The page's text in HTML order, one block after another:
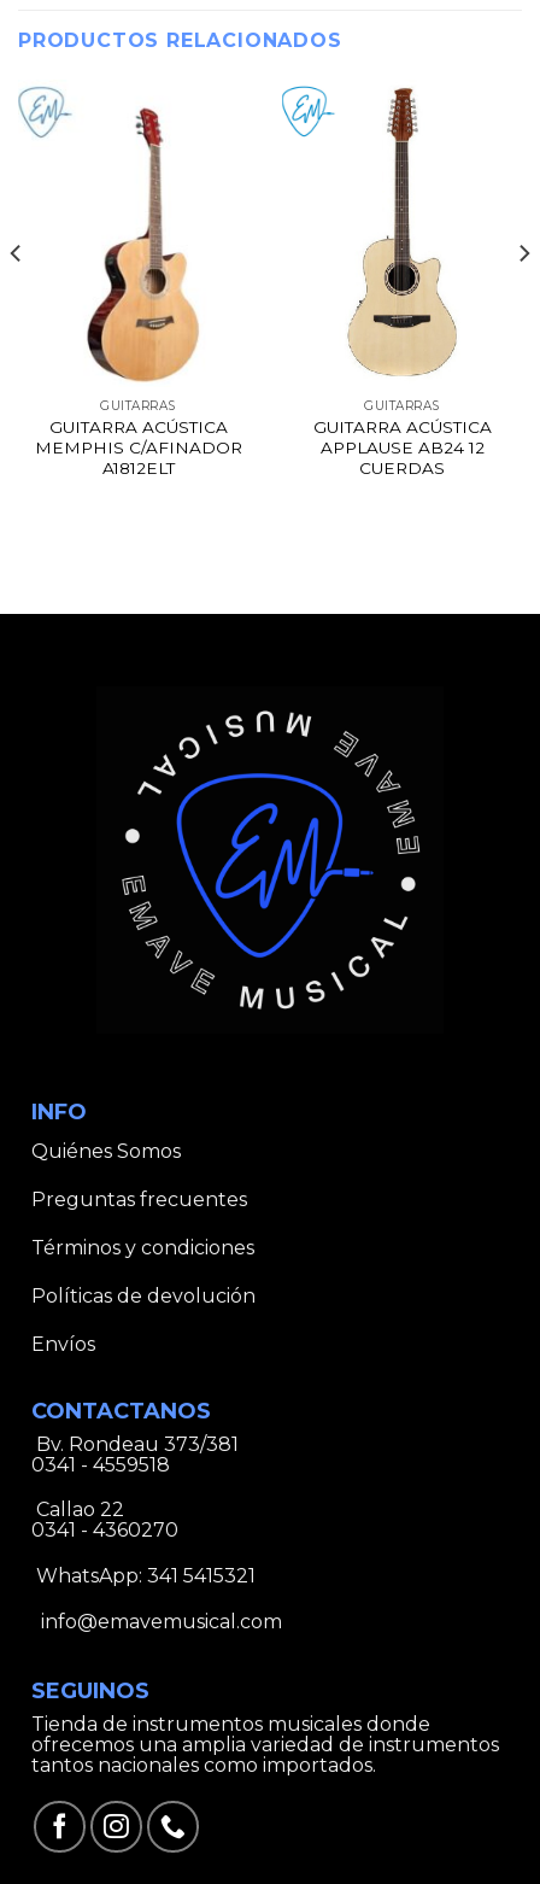
PRODUCTOS RELACIONADOS
GUITARRAS
GUITARRA ACÚSTICA
MEMPHIS C/AFINADOR
A1812ELT
GUITARRAS
GUITARRA ACÚSTICA
APPLAUSE AB24 12
CUERDAS
INFO
Quiénes Somos
Preguntas frecuentes
Términos y condiciones
Políticas de devolución
Envíos
CONTACTANOS
Bv. Rondeau 373/381
0341 - 4559518
Callao 22
0341 - 4360270
WhatsApp: 341 5415321
info@emavemusical.com
SEGUINOS
Tienda de instrumentos musicales donde
ofrecemos una amplia variedad de instrumentos
tantos nacionales como importados.